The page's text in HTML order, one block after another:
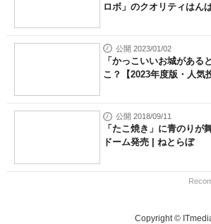
ロボ」のクオリティはん
公開 2023/01/02
「かっこいいお城がある
こ？【2023年度版・人気
公開 2018/09/11
「たこ焼き」に青のり
ドーム発売 | ねとらぼ
Copyright ©